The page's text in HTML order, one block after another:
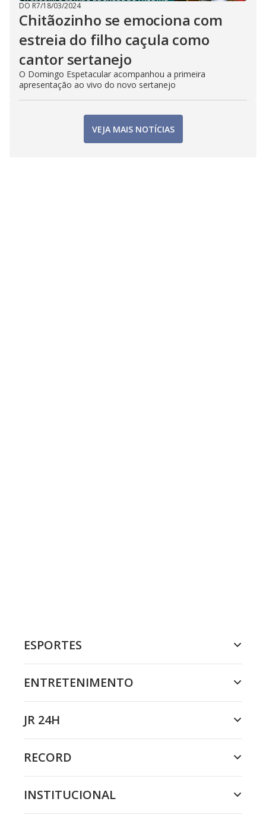
DO R7/18/03/2024
Chitãozinho se emociona com
estreia do filho caçula como
cantor sertanejo
O Domingo Espetacular acompanhou a primeira
apresentação ao vivo do novo sertanejo
VEJA MAIS NOTÍCIAS
ESPORTES
ENTRETENIMENTO
JR 24H
RECORD
INSTITUCIONAL